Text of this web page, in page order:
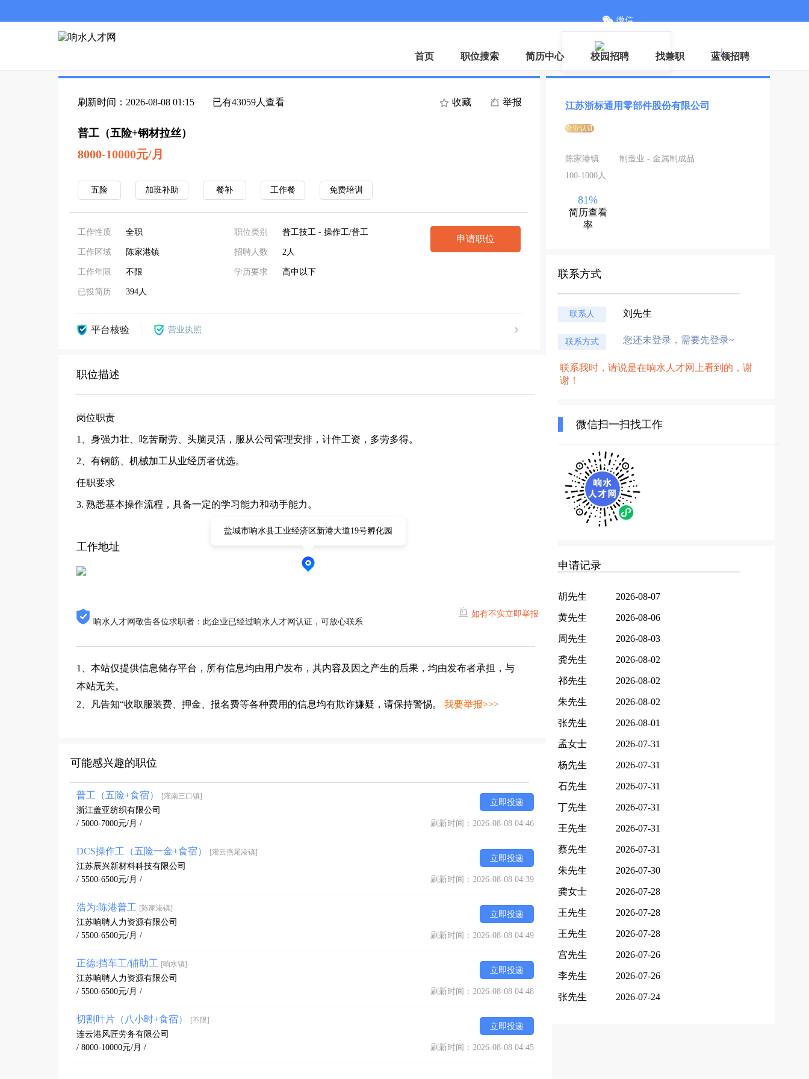
微信
登录|注册
首页 职位搜索 简历中心 校园招聘 找兼职 蓝领招聘
刷新时间：2026-08-08 01:15 已有43059人查看 收藏 举报
普工（五险+钢材拉丝）
8000-10000元/月
五险 加班补助 餐补 工作餐 免费培训
工作性质 全职
工作区域 陈家港镇
工作年限 不限
已投简历 394人
职位类别 普工技工 - 操作工/普工
招聘人数 2人
学历要求 高中以下
申请职位
平台核验 营业执照
职位描述
岗位职责
1、身强力壮、吃苦耐劳、头脑灵活，服从公司管理安排，计件工资，多劳多得。
2、有钢筋、机械加工从业经历者优选。
任职要求
3. 熟悉基本操作流程，具备一定的学习能力和动手能力。
工作地址
盐城市响水县工业经济区新港大道19号孵化园
响水人才网敬告各位求职者：此企业已经过响水人才网认证，可放心联系
如有不实立即举报
1、本站仅提供信息储存平台，所有信息均由用户发布，其内容及因之产生的后果，均由发布者承担，与
本站无关。
2、凡告知“收取服装费、押金、报名费等各种费用的信息均有欺诈嫌疑，请保持警惕。 我要举报>>>
可能感兴趣的职位
普工（五险+食宿） [灌南三口镇]
立即投递
浙江盖亚纺织有限公司
/ 5000-7000元/月 /
刷新时间：2026-08-08 04:46
DCS操作工（五险一金+食宿） [灌云燕尾港镇]
立即投递
江苏辰兴新材料科技有限公司
/ 5500-6500元/月 /
刷新时间：2026-08-08 04:39
浩为:陈港普工 [陈家港镇]
立即投递
江苏响聘人力资源有限公司
/ 5500-6500元/月 /
刷新时间：2026-08-08 04:49
正德:挡车工/辅助工 [响水镇]
立即投递
江苏响聘人力资源有限公司
/ 5500-6500元/月 /
刷新时间：2026-08-08 04:48
切割叶片（八小时+食宿） [不限]
立即投递
连云港风匠劳务有限公司
/ 8000-10000元/月 /
刷新时间：2026-08-08 04:45
江苏浙标通用零部件股份有限公司
企业认证
陈家港镇
制造业 - 金属制成品
100-1000人
81%
简历查看
率
联系方式
联系人 刘先生
联系方式 您还未登录，需要先登录~
联系我时，请说是在响水人才网上看到的，谢
谢！
微信扫一扫找工作
申请记录
胡先生 2026-08-07
黄先生 2026-08-06
周先生 2026-08-03
龚先生 2026-08-02
祁先生 2026-08-02
朱先生 2026-08-02
张先生 2026-08-01
孟女士 2026-07-31
杨先生 2026-07-31
石先生 2026-07-31
丁先生 2026-07-31
王先生 2026-07-31
蔡先生 2026-07-31
朱先生 2026-07-30
龚女士 2026-07-28
王先生 2026-07-28
王先生 2026-07-28
宫先生 2026-07-26
李先生 2026-07-26
张先生 2026-07-24